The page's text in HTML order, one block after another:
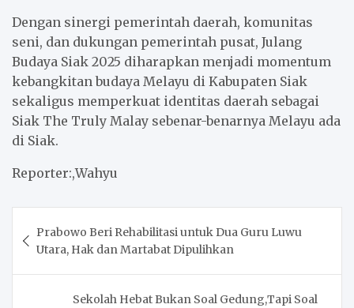
Dengan sinergi pemerintah daerah, komunitas
seni, dan dukungan pemerintah pusat, Julang
Budaya Siak 2025 diharapkan menjadi momentum
kebangkitan budaya Melayu di Kabupaten Siak
sekaligus memperkuat identitas daerah sebagai
Siak The Truly Malay sebenar-benarnya Melayu ada
di Siak.
Reporter:,Wahyu
navigation
Prabowo Beri Rehabilitasi untuk Dua Guru Luwu
Utara, Hak dan Martabat Dipulihkan
Sekolah Hebat Bukan Soal Gedung,Tapi Soal